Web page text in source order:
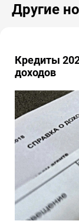
Другие
Кредиты
доходов